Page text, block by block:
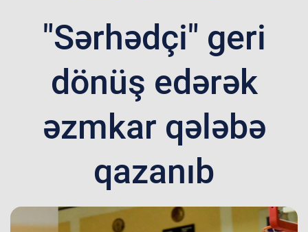
"Sərhədçi" geri
dönüş edərək
əzmkar qələbə
qazanıb